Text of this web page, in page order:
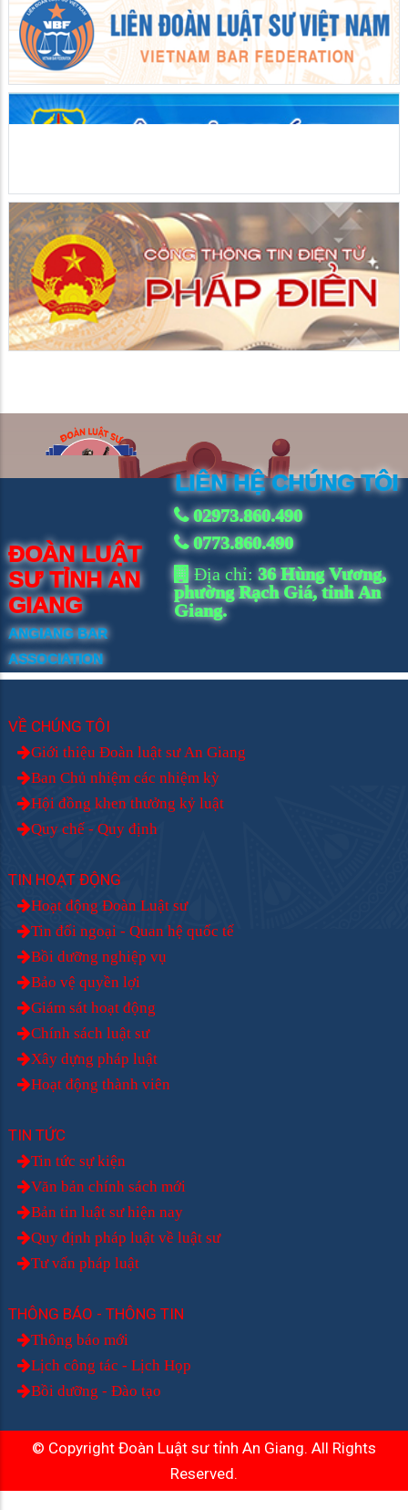
ĐOÀN LUẬT
SƯ TỈNH AN
GIANG
ANGIANG BAR
ASSOCIATION
LIÊN HỆ CHÚNG TÔI
02973.860.490
0773.860.490
Địa chỉ: 36 Hùng Vương,
phường Rạch Giá, tỉnh An
Giang.
VỀ CHÚNG TÔI
Giới thiệu Đoàn luật sư An Giang
Ban Chủ nhiệm các nhiệm kỳ
Hội đồng khen thưởng kỷ luật
Quy chế - Quy định
TIN HOẠT ĐỘNG
Hoạt động Đoàn Luật sư
Tin đối ngoại - Quan hệ quốc tế
Bồi dưỡng nghiệp vụ
Bảo vệ quyền lợi
Giám sát hoạt động
Chính sách luật sư
Xây dựng pháp luật
Hoạt động thành viên
TIN TỨC
Tin tức sự kiện
Văn bản chính sách mới
Bản tin luật sư hiện nay
Quy định pháp luật về luật sư
Tư vấn pháp luật
THÔNG BÁO - THÔNG TIN
Thông báo mới
Lịch công tác - Lịch Họp
Bồi dưỡng - Đào tạo
© Copyright Đoàn Luật sư tỉnh An Giang. All Rights
Reserved.